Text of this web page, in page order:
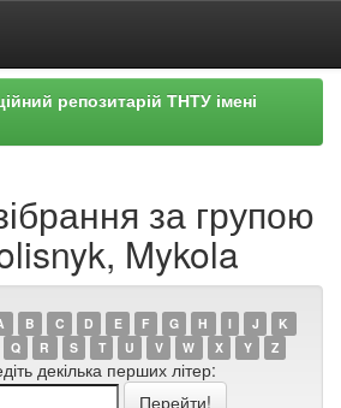
репозитарій ТНТУ імені
за групою
Mykola
B C D E F G H I J
K
Q R S T U V W X Y Z
декілька перших літер: